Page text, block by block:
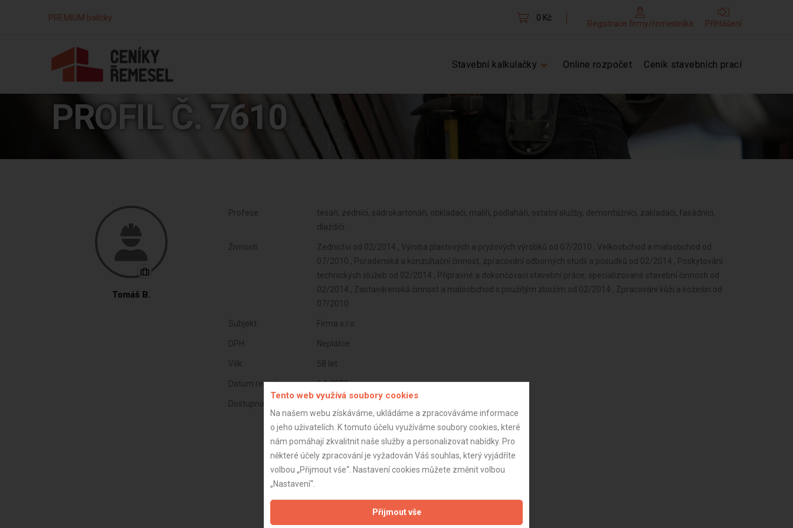
PREMIUM balíčky 0 Kč
Registrace firmy/řemeslníka Přihlášení
Stavební kalkulačky Online rozpočet Ceník stavebních prací
PROFIL Č. 7610
Tomáš B.
Profese:
tesaři, zedníci, sádrokartonáři, obkladači, malíři, podlaháři, ostatní služby, demontážníci, zakladači, fasádníci,
dlaždiči
Živnosti:
Zednictví od 02/2014 , Výroba plastových a pryžových výrobků od 07/2010 , Velkoobchod a maloobchod od
07/2010 , Poradenská a konzultační činnost, zpracování odborných studií a posudků od 02/2014 , Poskytování
technických služeb od 02/2014 , Přípravné a dokončovací stavební práce, specializované stavební činnosti od
02/2014 , Zastavárenská činnost a maloobchod s použitým zbožím od 02/2014 , Zpracování kůží a kožešin od
07/2010
Subjekt: Firma s.r.o.
DPH: Neplátce
Věk: 58 let
Datum registrace: 6.1.2025
Dostupnost:
Tento web využívá soubory cookies
Na našem webu získáváme, ukládáme a zpracováváme informace
o jeho uživatelích. K tomuto účelu využíváme soubory cookies, které
nám pomáhají zkvalitnit naše služby a personalizovat nabídky. Pro
některé účely zpracování je vyžadován Váš souhlas, který vyjádříte
volbou „Přijmout vše“. Nastavení cookies můžete změnit volbou
„Nastavení“.
Přijmout vše